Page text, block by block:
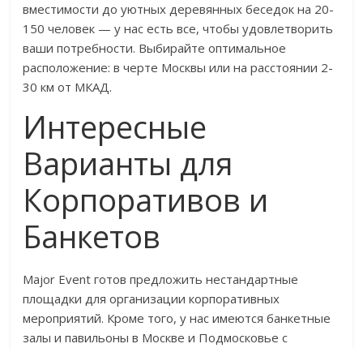
вместимости до уютных деревянных беседок на 20-
150 человек — у нас есть все, чтобы удовлетворить
ваши потребности. Выбирайте оптимальное
расположение: в черте Москвы или на расстоянии 2-
30 км от МКАД.
Интересные
Варианты для
Корпоративов и
Банкетов
Major Event готов предложить нестандартные
площадки для организации корпоративных
мероприятий. Кроме того, у нас имеются банкетные
залы и павильоны в Москве и Подмосковье с